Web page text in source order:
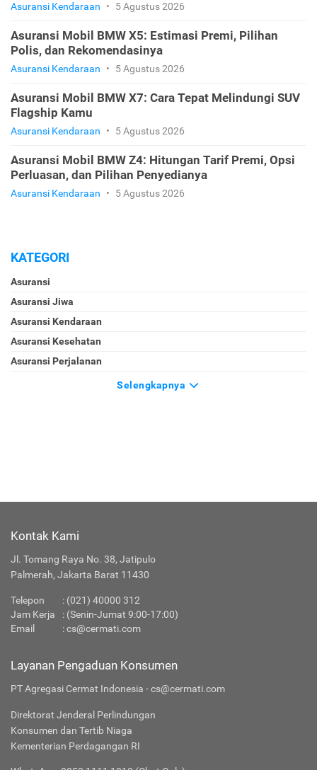
Asuransi Kendaraan • 5 Agustus 2026
Asuransi Mobil BMW X5: Estimasi Premi, Pilihan
Polis, dan Rekomendasinya
Asuransi Kendaraan • 5 Agustus 2026
Asuransi Mobil BMW X7: Cara Tepat Melindungi SUV
Flagship Kamu
Asuransi Kendaraan • 5 Agustus 2026
Asuransi Mobil BMW Z4: Hitungan Tarif Premi, Opsi
Perluasan, dan Pilihan Penyedianya
Asuransi Kendaraan • 5 Agustus 2026
KATEGORI
Asuransi
Asuransi Jiwa
Asuransi Kendaraan
Asuransi Kesehatan
Asuransi Perjalanan
Selengkapnya
Kontak Kami
Jl. Tomang Raya No. 38, Jatipulo
Palmerah, Jakarta Barat 11430
Telepon
: (021) 40000 312
Jam Kerja
: (Senin-Jumat 9:00-17:00)
Email
:cs@cermati.com
Layanan Pengaduan Konsumen
PT Agregasi Cermat Indonesia - cs@cermati.com
Direktorat Jenderal Perlindungan
Konsumen dan Tertib Niaga
Kementerian Perdagangan RI